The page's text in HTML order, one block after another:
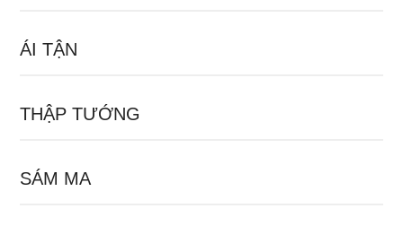
ÁI TẬN
THẬP TƯỚNG
SÁM MA